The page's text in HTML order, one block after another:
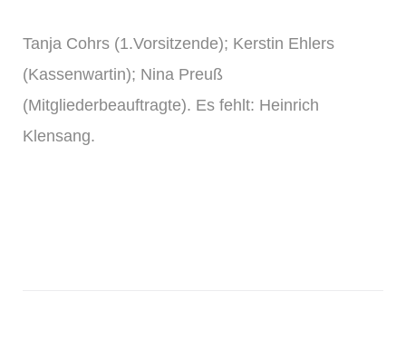
Tanja Cohrs (1.Vorsitzende); Kerstin Ehlers
(Kassenwartin); Nina Preuß
(Mitgliederbeauftragte). Es fehlt: Heinrich
Klensang.